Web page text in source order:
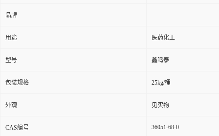
品牌
用途 医药化工
型号 鑫鸣泰
包装规格 25kg/桶
外观 见实物
CAS编号 36051-68-0